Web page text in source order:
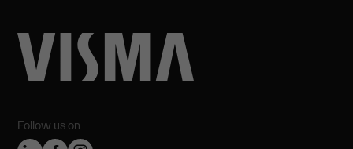
Follow us on